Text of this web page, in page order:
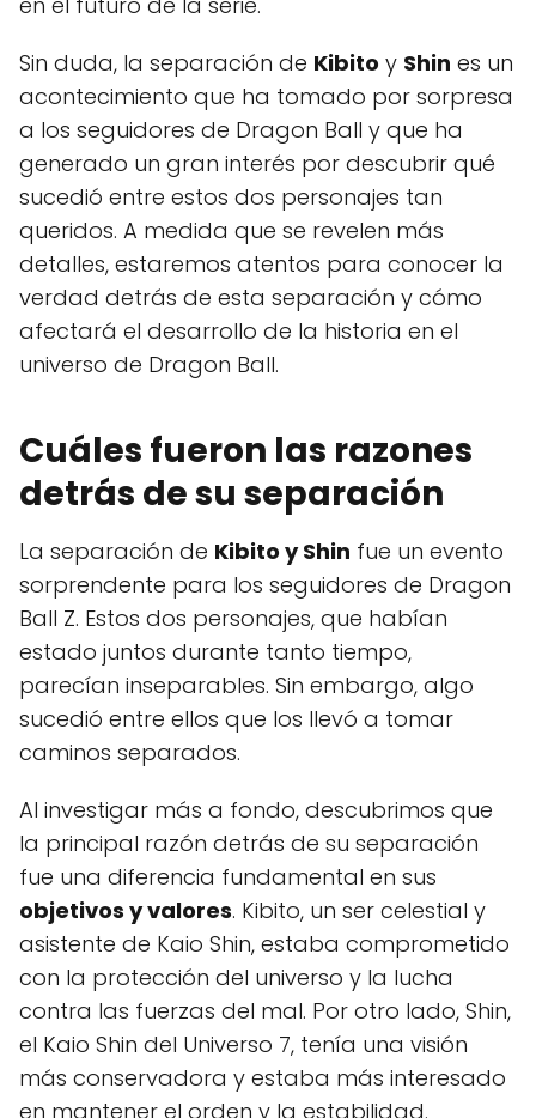
Sin duda, la separación de Kibito y Shin es un
acontecimiento que ha tomado por sorpresa
a los seguidores de Dragon Ball y que ha
generado un gran interés por descubrir qué
sucedió entre estos dos personajes tan
queridos. A medida que se revelen más
detalles, estaremos atentos para conocer la
verdad detrás de esta separación y cómo
afectará el desarrollo de la historia en el
universo de Dragon Ball.
Cuáles fueron las razones
detrás de su separación
La separación de Kibito y Shin fue un evento
sorprendente para los seguidores de Dragon
Ball Z. Estos dos personajes, que habían
estado juntos durante tanto tiempo,
parecían inseparables. Sin embargo, algo
sucedió entre ellos que los llevó a tomar
caminos separados.
Al investigar más a fondo, descubrimos que
la principal razón detrás de su separación
fue una diferencia fundamental en sus
objetivos y valores. Kibito, un ser celestial y
asistente de Kaio Shin, estaba comprometido
con la protección del universo y la lucha
contra las fuerzas del mal. Por otro lado, Shin,
el Kaio Shin del Universo 7, tenía una visión
más conservadora y estaba más interesado
en mantener el orden y la estabilidad.